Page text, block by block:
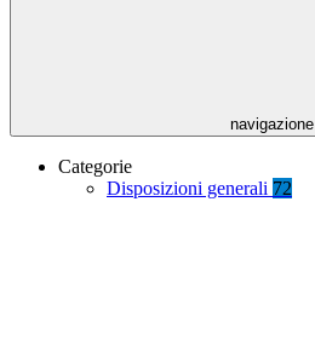
navigazione
Categorie
Disposizioni generali 72